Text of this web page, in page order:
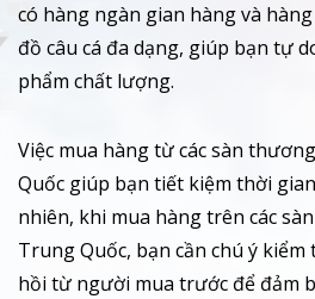
có hàng ngàn gian hàng và
đồ câu cá đa dạng, giúp bạn tự
phẩm chất lượng.
Việc mua hàng từ các sàn
Quốc giúp bạn tiết kiệm thời
nhiên, khi mua hàng trên các
Trung Quốc, bạn cần chú ý
hồi từ người mua trước để đảm